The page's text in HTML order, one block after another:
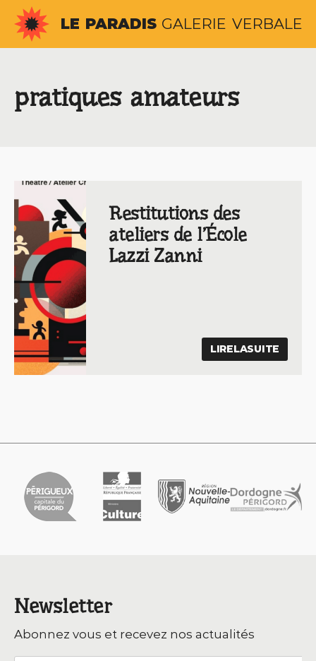
Aller
contenu
LE PARADIS GALERIE VERBALE
pratiques amateurs
Restitutions des
ateliers de l’École
Lazzi Zanni
LIRELASUITE
Newsletter
Abonnez vous et recevez nos actualités